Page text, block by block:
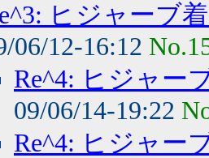
ヒジャーブ
06/12-16:12
Re^4: ヒジャー
09/06/14-19:22
Re^4: ヒジャー